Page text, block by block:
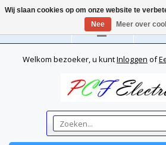
Nederlands
Welkom bezoeker, u kuntInloggen of
Wij slaan cookies op om onze website te
Nee
Meer over